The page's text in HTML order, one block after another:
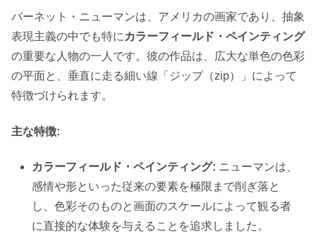
バーネット・ニューマンは、アメリカの画家であり、抽象
表現主義の中でも特に カラーフィールド・ペインティング
の重要な人物の一人です。彼の作品は、広大な単色の色彩
の平面と、垂直に走る細い線「ジップ（zip）」によって
特徴づけられます。
主な特徴:
カラーフィールド・ペインティング: ニューマンは、
感情や形といった従来の要素を極限まで削ぎ落と
し、色彩そのものと画面のスケールによって観る者
に直接的な体験を与えることを追求しました。